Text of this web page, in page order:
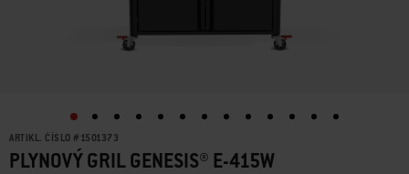
ARTIKL. ČÍSLO # 1501373
PLYNOVÝ GRIL GENESIS® E-415W